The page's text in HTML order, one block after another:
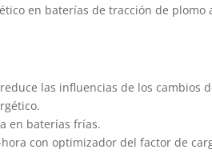
en baterías de tracción de plomo
las influencias de los cambios
en baterías frías.
con optimizador del factor de